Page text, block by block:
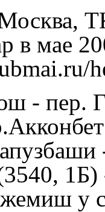
в мае
- пер.
у